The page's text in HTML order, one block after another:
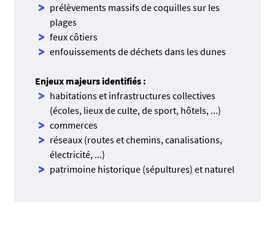
prélèvements massifs de coquilles sur les
plages
feux côtiers
enfouissements de déchets dans les dunes
Enjeux majeurs identifiés :
habitations et infrastructures collectives
(écoles, lieux de culte, de sport, hôtels, ...)
commerces
réseaux (routes et chemins, canalisations,
électricité, ...)
patrimoine historique (sépultures) et naturel